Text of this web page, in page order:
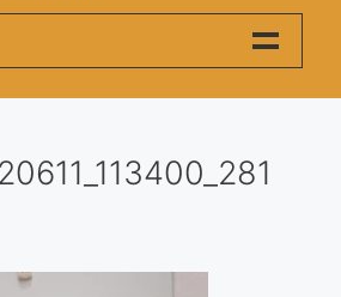
o talleres de artistas